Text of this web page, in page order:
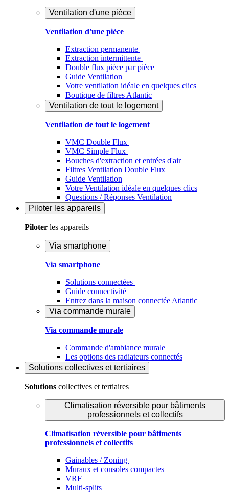
Ventilation d'une pièce
Ventilation d'une pièce
Extraction permanente
Extraction intermittente
Double flux pièce par pièce
Guide Ventilation
Votre ventilation idéale en quelques clics
Boutique de filtres Atlantic
Ventilation de tout le logement
Ventilation de tout le logement
VMC Double Flux
VMC Simple Flux
Bouches d'extraction et entrées d'air
Filtres Ventilation Double Flux
Guide Ventilation
Votre Ventilation idéale en quelques clics
Questions / Réponses Ventilation
Piloter les appareils
Piloter les appareils
Via smartphone
Via smartphone
Solutions connectées
Guide connectivité
Entrez dans la maison connectée Atlantic
Via commande murale
Via commande murale
Commande d'ambiance murale
Les options des radiateurs connectés
Solutions collectives et tertiaires
Solutions collectives et tertiaires
Climatisation réversible pour bâtiments
professionnels et collectifs
Climatisation réversible pour bâtiments
professionnels et collectifs
Gainables / Zoning
Muraux et consoles compactes
VRF
Multi-splits